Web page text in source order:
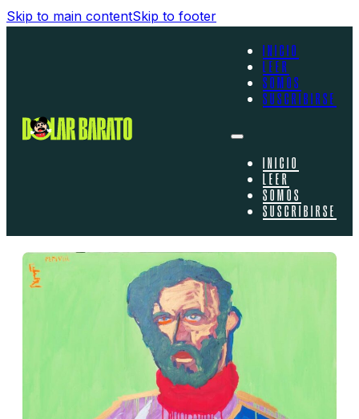
Skip to main contentSkip to footer
INICIO
LEER
SOMOS
SUSCRIBIRSE
INICIO
LEER
SOMOS
SUSCRIBIRSE